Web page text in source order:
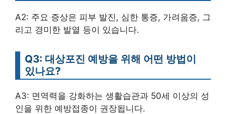
A2: 주요 증상은 피부 발진, 심한 통증, 가려움증, 그
리고 경미한 발열 등이 있습니다.
Q3: 대상포진 예방을 위해 어떤 방법이
있나요?
A3: 면역력을 강화하는 생활습관과 50세 이상의 성
인을 위한 예방접종이 권장됩니다.